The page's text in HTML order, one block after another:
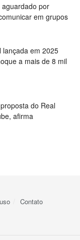
por
em grupos
lançada em 2025
a mais de 8 mil
do Real
afirma
Contato